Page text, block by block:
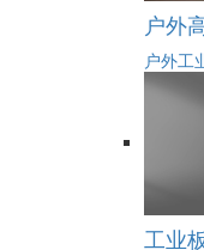
户外
户外工
工业